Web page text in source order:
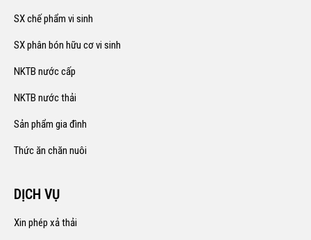
SX chế phẩm vi sinh
SX phân bón hữu cơ vi sinh
NKTB nước cấp
NKTB nước thải
Sản phẩm gia đình
Thức ăn chăn nuôi
DỊCH VỤ
Xin phép xả thải